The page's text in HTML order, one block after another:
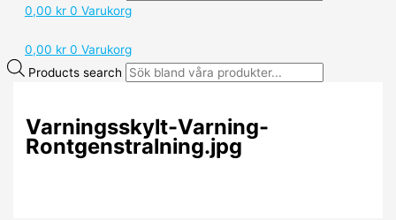
0,00 kr 0 Varukorg
0,00 kr 0 Varukorg
Products search
Varningsskylt-Varning-
Rontgenstralning.jpg